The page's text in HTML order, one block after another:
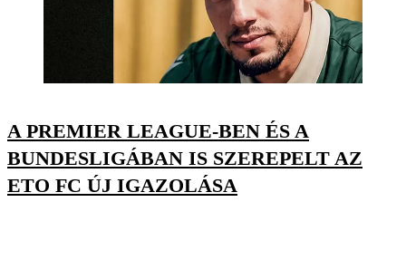
A PREMIER LEAGUE-BEN ÉS A
BUNDESLIGÁBAN IS SZEREPELT AZ
ETO FC ÚJ IGAZOLÁSA